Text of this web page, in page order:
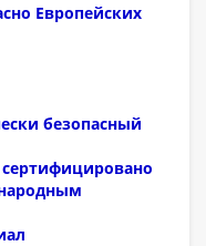
Европейских
безопасный